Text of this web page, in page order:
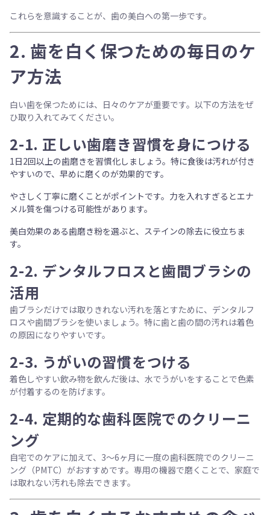
これらを意識することが、歯の美白への第一歩です。
2. 歯を白く保つための毎日のケ
ア方法
白い歯を保つためには、日々のケアが重要です。以下の方法をぜ
ひ取り入れてみてください。
2-1. 正しい歯磨き習慣を身につける
1日2回以上の歯磨きを習慣化しましょう。特に食後は汚れが付き
やすいので、早めに磨くのが効果的です。
やさしく丁寧に磨くことがポイントです。力を入れすぎるとエナ
メル質を傷つける可能性があります。
美白効果のある歯磨き粉を選ぶと、ステインの除去に役立ちま
す。
2-2. デンタルフロスと歯間ブラシの
活用
歯ブラシだけでは取りきれない汚れを落とすために、 デンタルフ
ロスや歯間ブラシを使いましょう。特に歯と歯の間の汚れは着色
の原因になりやすいです。
2-3. うがいの習慣をつける
着色しやすい飲み物を飲んだ後は、 水でうがいをすることで色素
が付着するのを防げます。
2-4. 定期的な歯科医院でのクリーニ
ング
自宅でのケアに加えて、 3～6ヶ月に一度の歯科医院でのクリーニ
ング（PMTC）がおすすめです。専用の機器で磨くことで、家庭で
は取れない汚れも除去できます。